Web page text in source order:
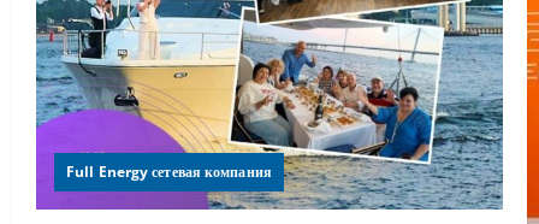
Full Energy сетевая компания